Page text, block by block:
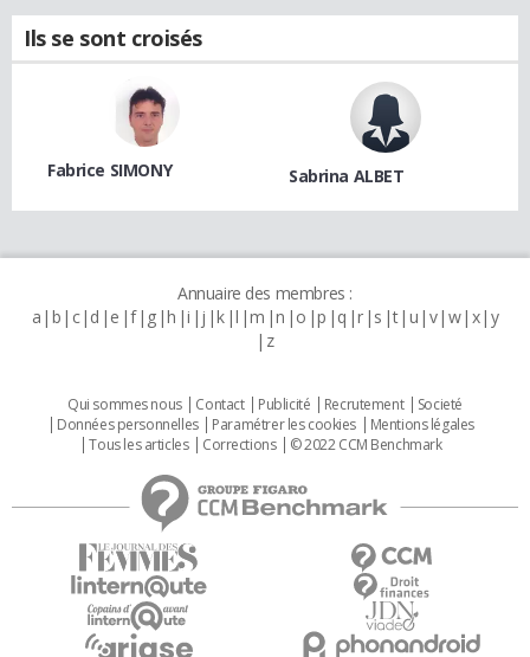
Ils se sont croisés
Fabrice SIMONY Sabrina ALBET
Annuaire des membres :
a b c d e f g h i j k l m n o p q r s t u v w x y
z
Qui sommes nous Contact Publicité Recrutement
Societé
Données personnelles
Paramétrer les cookies
Mentions légales
Tous les articles
Corrections © 2022 CCM Benchmark